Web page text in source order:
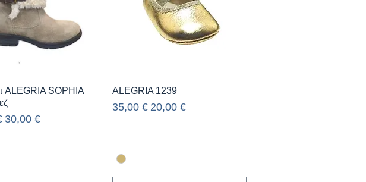
Γρήγορη προβολή
ALEGRIA SOPHIA
τιμή
Τιμή Έκπτωσης
30,00 €
Γρήγορη προβολή
ALEGRIA 1239
Κανονική τιμή
35,00 € Τιμή Έκπτωσης
20,00 €